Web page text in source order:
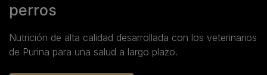
perros
Nutrición de alta calidad desarrollada con los veterinarios
de Purina para una salud a largo plazo.